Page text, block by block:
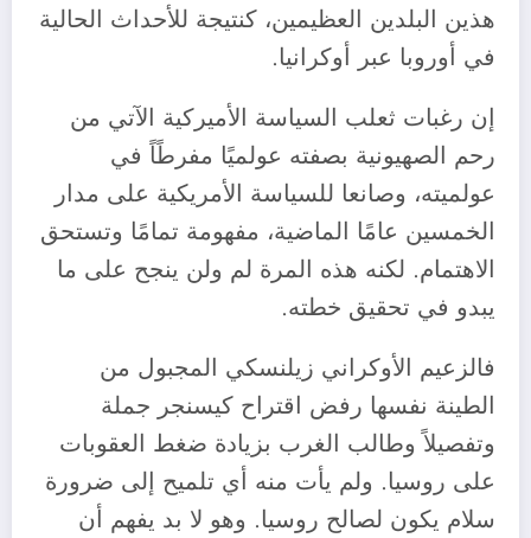
هذين البلدين العظيمين، كنتيجة للأحداث الحالية
في أوروبا عبر أوكرانيا.
إن رغبات ثعلب السياسة الأميركية الآتي من
رحم الصهيونية بصفته عولميًا مفرطًاً في
عولميته، وصانعا للسياسة الأمريكية على مدار
الخمسين عامًا الماضية، مفهومة تمامًا وتستحق
الاهتمام. لكنه هذه المرة لم ولن ينجح على ما
يبدو في تحقيق خطته.
فالزعيم الأوكراني زيلنسكي المجبول من
الطينة نفسها رفض اقتراح كيسنجر جملة
وتفصيلاً وطالب الغرب بزيادة ضغط العقوبات
على روسيا. ولم يأت منه أي تلميح إلى ضرورة
سلام يكون لصالح روسيا. وهو لا بد يفهم أن